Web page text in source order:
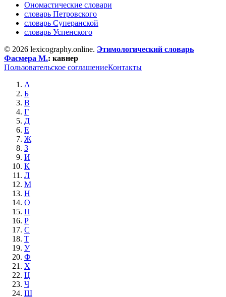
Ономастические словари
словарь Петровского
словарь Суперанской
словарь Успенского
© 2026 lexicography.online. Этимологический словарь
Фасмера М.: кавнер
Пользовательское соглашениеКонтакты
А
Б
В
Г
Д
Е
Ж
З
И
К
Л
М
Н
О
П
Р
С
Т
У
Ф
Х
Ц
Ч
Ш